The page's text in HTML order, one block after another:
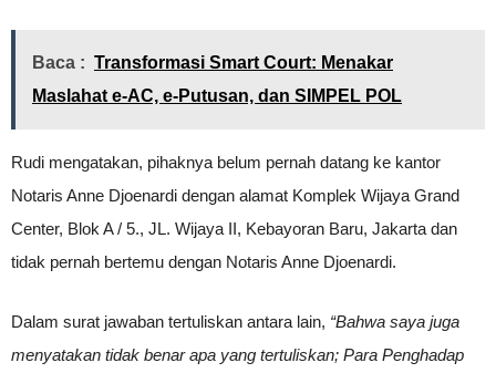
Baca : Transformasi Smart Court: Menakar
Maslahat e-AC, e-Putusan, dan SIMPEL POL
Rudi mengatakan, pihaknya belum pernah datang ke kantor
Notaris Anne Djoenardi dengan alamat Komplek Wijaya Grand
Center, Blok A / 5., JL. Wijaya II, Kebayoran Baru, Jakarta dan
tidak pernah bertemu dengan Notaris Anne Djoenardi.
Dalam surat jawaban tertuliskan antara lain, “Bahwa saya juga
menyatakan tidak benar apa yang tertuliskan; Para Penghadap